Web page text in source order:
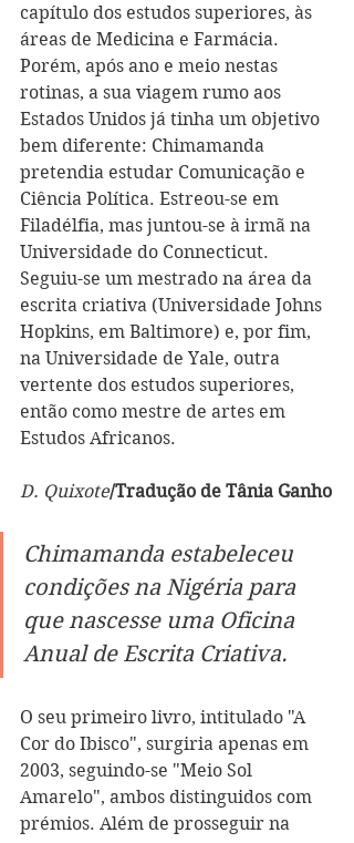
capítulo dos estudos superiores, às
áreas de Medicina e Farmácia.
Porém, após ano e meio nestas
rotinas, a sua viagem rumo aos
Estados Unidos já tinha um objetivo
bem diferente: Chimamanda
pretendia estudar Comunicação e
Ciência Política. Estreou-se em
Filadélfia, mas juntou-se à irmã na
Universidade do Connecticut.
Seguiu-se um mestrado na área da
escrita criativa (Universidade Johns
Hopkins, em Baltimore) e, por fim,
na Universidade de Yale, outra
vertente dos estudos superiores,
então como mestre de artes em
Estudos Africanos.
D. Quixote/Tradução de Tânia Ganho
Chimamanda estabeleceu
condições na Nigéria para
que nascesse uma Oficina
Anual de Escrita Criativa.
O seu primeiro livro, intitulado "A
Cor do Ibisco", surgiria apenas em
2003, seguindo-se "Meio Sol
Amarelo", ambos distinguidos com
prémios. Além de prosseguir na